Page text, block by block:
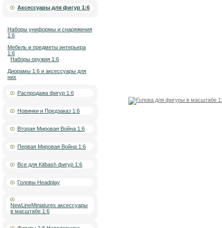
Аксессуары для фигур 1:6
Наборы униформы и снаряжения
1:6
Мебель и предметы интерьера
1:6
Наборы оружия 1:6
Диорамы 1:6 и аксессуары для
них
Распродажа фигур 1:6
Новинки и Предзаказ 1:6
Вторая Мировая Война 1:6
Первая Мировая Война 1:6
Все для Kitbash фигур 1:6
Головы Headplay
NewLineMiniatures аксессуары
в масштабе 1:6